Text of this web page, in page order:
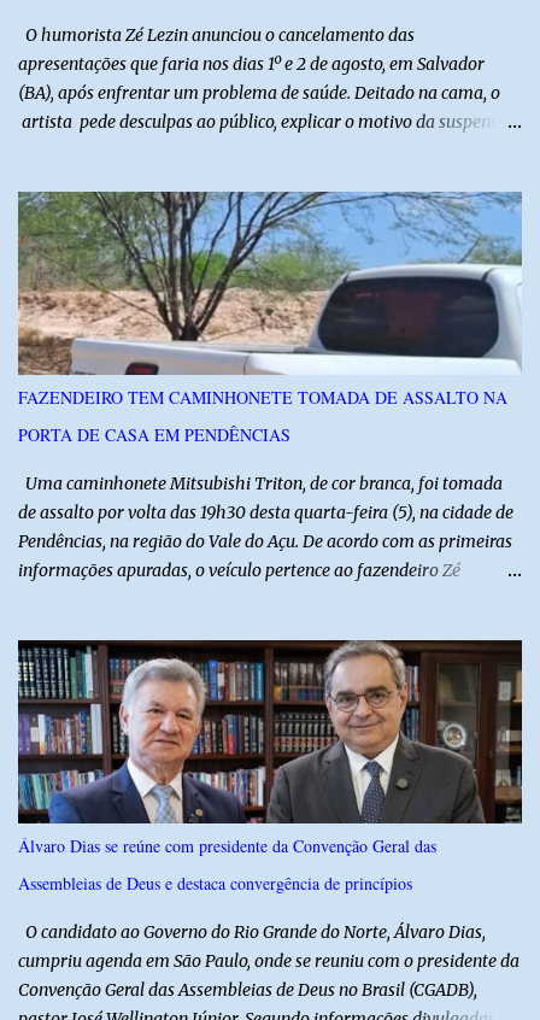
O humorista Zé Lezin anunciou o cancelamento das
apresentações que faria nos dias 1º e 2 de agosto, em Salvador
(BA), após enfrentar um problema de saúde. Deitado na cama, o
artista pede desculpas ao público, explicar o motivo da suspensão
impossível viajar e subir ao palco. O comediante contou que
precisou ser levado a um hospital depois de perder a capacidade
de andar normalmente. “Eu não estou conseguindo nem me
levantar direito da cama. É um processo muito dolorido”, relatou o
humorista. Durante o atendimento médico, o humorista foi
diagnosticado com “bico de papagaio” na região da coluna. De
afirmou ainda que está passando por um tratamento intenso, com
FAZENDEIRO TEM CAMINHONETE TOMADA DE ASSALTO NA
PORTA DE CASA EM PENDÊNCIAS
Uma caminhonete Mitsubishi Triton, de cor branca, foi tomada
de assalto por volta das 19h30 desta quarta-feira (5), na cidade de
Pendências, na região do Vale do Açu. De acordo com as primeiras
informações apuradas, o veículo pertence ao fazendeiro Zé
anunciaram o assalto no momento em que ela estava em frente à
residência, no Centro da cidade. Ainda conforme relatos de
testemunhas, os suspeitos utilizavam roupas semelhantes a
uniformes de empresa, o que pode ter ajudado a não despertar
suspeitas antes da abordagem. Após a ação criminosa, a dupla
fugiu levando a caminhonete em direção ainda desconhecida. A
na região na tentativa de localizar o veículo e identificar os
autores do assalto. Qualquer informação que possa ajudar na
localização da caminhonete ou na identificação dos suspeitos pode
Álvaro Dias se reúne com presidente da Convenção Geral das
Assembleias de Deus e destaca convergência de princípios
O candidato ao Governo do Rio Grande do Norte, Álvaro Dias,
cumpriu agenda em São Paulo, onde se reuniu com o presidente da
Convenção Geral das Assembleias de Deus no Brasil (CGADB),